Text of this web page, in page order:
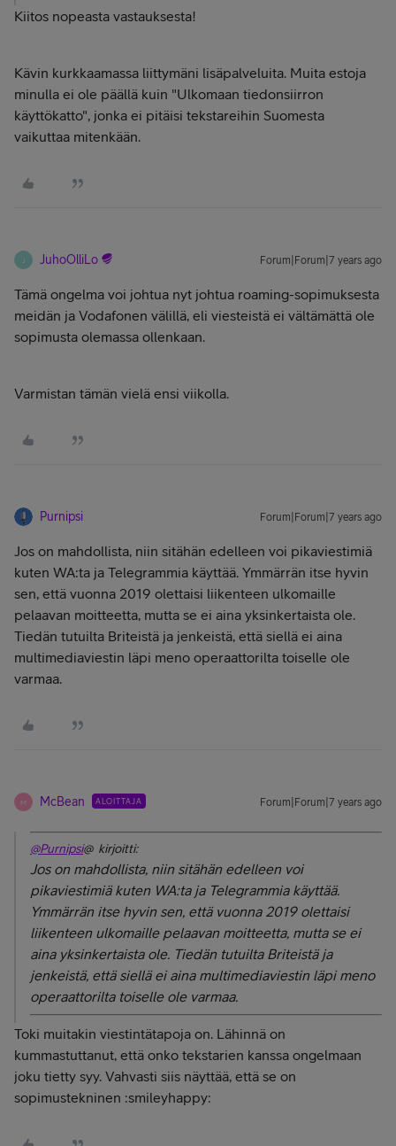
Kiitos nopeasta vastauksesta!
Kävin kurkkaamassa liittymäni lisäpalveluita. Muita estoja
minulla ei ole päällä kuin "Ulkomaan tiedonsiirron
käyttökatto", jonka ei pitäisi tekstareihin Suomesta
vaikuttaa mitenkään.
J JuhoOlliLo Forum|Forum|7 years ago
Tämä ongelma voi johtua nyt johtua roaming-sopimuksesta
meidän ja Vodafonen välillä, eli viesteistä ei vältämättä ole
sopimusta olemassa ollenkaan.
Varmistan tämän vielä ensi viikolla.
Purnipsi Forum|Forum|7 years ago
Jos on mahdollista, niin sitähän edelleen voi pikaviestimiä
kuten WA:ta ja Telegrammia käyttää. Ymmärrän itse hyvin
sen, että vuonna 2019 olettaisi liikenteen ulkomaille
pelaavan moitteetta, mutta se ei aina yksinkertaista ole.
Tiedän tutuilta Briteistä ja jenkeistä, että siellä ei aina
multimediaviestin läpi meno operaattorilta toiselle ole
varmaa.
M McBean ALOITTAJA Forum|Forum|7 years ago
@Purnipsi@ kirjoitti:
Jos on mahdollista, niin sitähän edelleen voi
pikaviestimiä kuten WA:ta ja Telegrammia käyttää.
Ymmärrän itse hyvin sen, että vuonna 2019 olettaisi
liikenteen ulkomaille pelaavan moitteetta, mutta se ei
aina yksinkertaista ole. Tiedän tutuilta Briteistä ja
jenkeistä, että siellä ei aina multimediaviestin läpi meno
operaattorilta toiselle ole varmaa.
Toki muitakin viestintätapoja on. Lähinnä on
kummastuttanut, että onko tekstarien kanssa ongelmaan
joku tietty syy. Vahvasti siis näyttää, että se on
sopimustekninen :smileyhappy: